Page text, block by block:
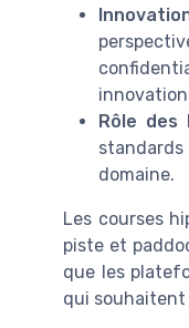
Rôle des
domaine.
Les courses
piste et
que les
qui souhaitent